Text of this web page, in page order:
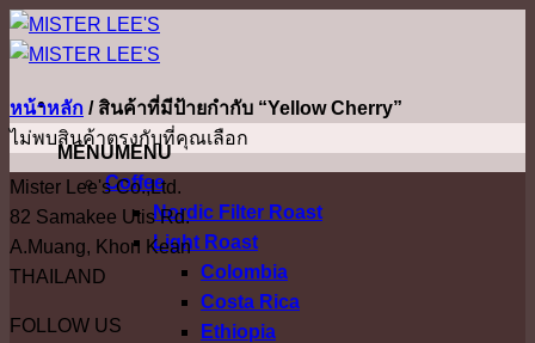
ข้าม
ไป
เนื้อหา
MENUMENU
Coffee
Nordic Filter Roast
Light Roast
Colombia
Costa Rica
Ethiopia
หน้าหลัก /สินค้าที่มีป้ายกำกับ “Yellow Cherry”
ไม่พบสินค้าตรงกับที่คุณเลือก
Mister Lee's Co.,Ltd.
82 Samakee Utis Rd.
A.Muang, Khon Kean
THAILAND
FOLLOW US